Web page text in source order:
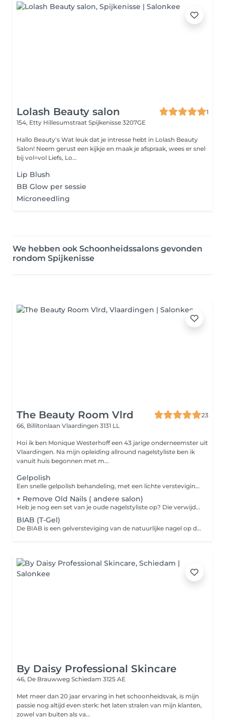
Lolash Beauty salon
1
154, Etty Hillesumstraat Spijkenisse 3207GE
Hallo Beauty's Wat leuk dat je intresse hebt in Lolash Beauty
Salon! Neem gerust een kijkje en maak je afspraak, wees er snel
bij vol=vol Liefs, Lo...
Lip Blush
BB Glow per sessie
Microneedling
We hebben ook Schoonheidssalons gevonden
rondom Spijkenisse
The Beauty Room Vlrd
23
66, Billitonlaan Vlaardingen 3131 LL
Hoi ik ben Monique Westerhoff een 43 jarige onderneemster uit
Vlaardingen. Na mijn opleiding allround nagelstyliste ben ik
vanuit huis begonnen met m...
Gelpolish
Een snelle gelpolish behandeling, met een lichte versteviging. Perfect voor korte, natuurlijke nagels, De gelpolish wordt aangebracht op een flexibele base wat zorgt voor een flexibele en duurzaam resultaat tot ong. 4 weken. Let Op! Dit is een express behandeling. We geven geen garantie op chips of scheuren, omdat er geen harde versteviging van de nagelarchitectuur wordt toegepast.
+ Remove Old Nails ( andere salon)
Heb je nog een set van je oude nagelstyliste op? Die verwijderen we eerst compleet, geen uitzonderingen. Zo hebben wij in onze relatie een Fresh start en geen akward (nagel) situaties.
BIAB (T-Gel)
De BIAB is een gelversteviging van de natuurlijke nagel op de eigen lengte (dit is dus geen nagelverlening). De nagels ogen natuurlijk. Keuze uit diverse naturel tinten of een gellak kleur eroverheen.
By Daisy Professional Skincare
46, De Brauwweg Schiedam 3125 AE
Met meer dan 20 jaar ervaring in het schoonheidsvak, is mijn
passie nog altijd even sterk: het laten stralen van mijn klanten,
zowel van buiten als va...